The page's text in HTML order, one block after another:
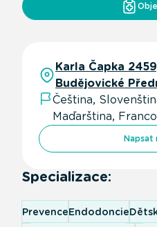
Karla Čapka
Budějovické
Čeština,
Maďarština,
Napsat
Specializace:
PrevenceEndodoncie